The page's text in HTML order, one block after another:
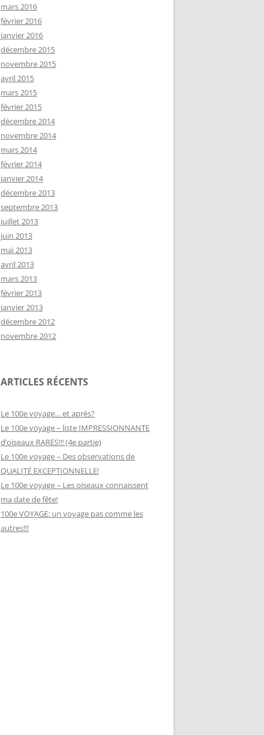
mars 2016
février 2016
janvier 2016
décembre 2015
novembre 2015
avril 2015
mars 2015
février 2015
décembre 2014
novembre 2014
mars 2014
février 2014
janvier 2014
décembre 2013
septembre 2013
juillet 2013
juin 2013
mai 2013
avril 2013
mars 2013
février 2013
janvier 2013
décembre 2012
novembre 2012
ARTICLES RÉCENTS
Le 100e voyage… et après?
Le 100e voyage – liste IMPRESSIONNANTE
d’oiseaux RARES!!! (4e partie)
Le 100e voyage – Des observations de
QUALITÉ EXCEPTIONNELLE!
Le 100e voyage – Les oiseaux connaissent
ma date de fête!
100e VOYAGE: un voyage pas comme les
autres!!!